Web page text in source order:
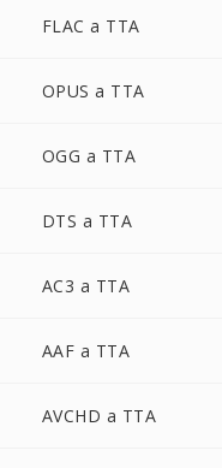
FLAC a TTA
OPUS a TTA
OGG a TTA
DTS a TTA
AC3 a TTA
AAF a TTA
AVCHD a TTA